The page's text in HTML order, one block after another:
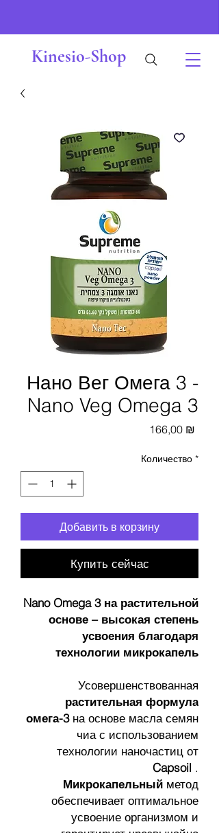
Kinesio-Shop
Нано Вег Омега 3 -
Nano Veg Omega 3
166,00 ₪
Количество *
Добавить в корзину
Купить сейчас
Nano Omega 3 на растительной
основе – высокая степень
усвоения благодаря
технологии микрокапель
Усовершенствованная
растительная формула
омега-3на основе масла семян
чиа с использованием
технологии наночастиц от
Capsoil .
Микрокапельный метод
обеспечивает оптимальное
усвоение организмом и